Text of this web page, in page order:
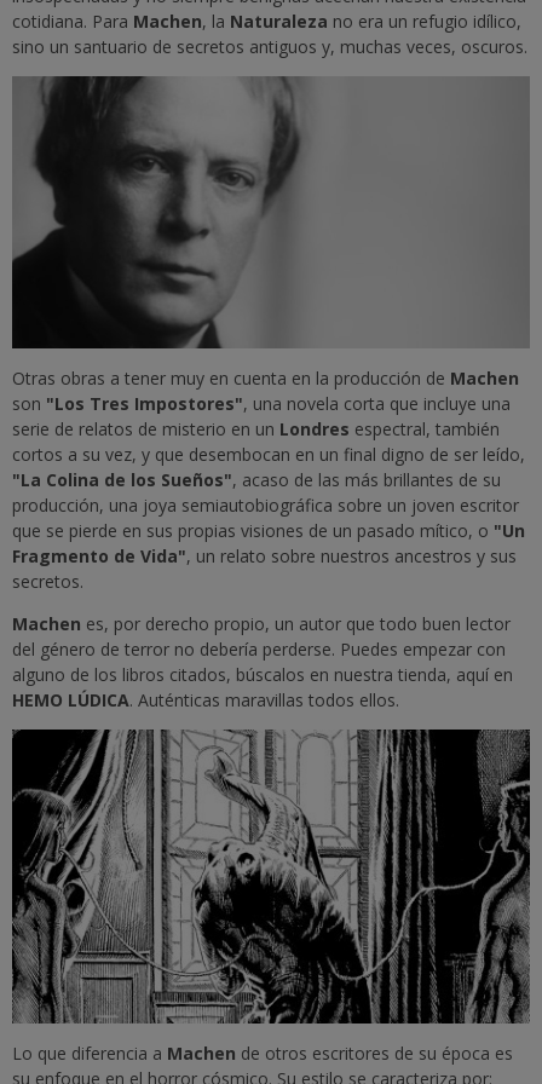
cotidiana. Para Machen, la Naturaleza no era un refugio idílico,
sino un santuario de secretos antiguos y, muchas veces, oscuros.
Otras obras a tener muy en cuenta en la producción de Machen
son "Los Tres Impostores", una novela corta que incluye una
serie de relatos de misterio en un Londres espectral, también
cortos a su vez, y que desembocan en un final digno de ser leído,
"La Colina de los Sueños", acaso de las más brillantes de su
producción, una joya semiautobiográfica sobre un joven escritor
que se pierde en sus propias visiones de un pasado mítico, o "Un
Fragmento de Vida", un relato sobre nuestros ancestros y sus
secretos.
Machen es, por derecho propio, un autor que todo buen lector
del género de terror no debería perderse. Puedes empezar con
alguno de los libros citados, búscalos en nuestra tienda, aquí en
HEMO LÚDICA. Auténticas maravillas todos ellos.
Lo que diferencia a Machen de otros escritores de su época es
su enfoque en el horror cósmico. Su estilo se caracteriza por: